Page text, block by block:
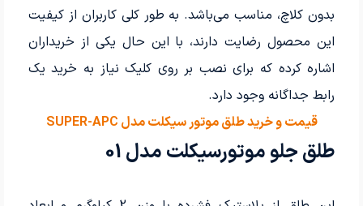
بدون کلاچ، مناسب می‌باشد. به طور کلی کاربران از کیفیت
این محصول رضایت دارند، با این حال یکی از خریداران
اشاره کرده که برای نصب بر روی کلیک نیاز به خرید یک
رابط جداگانه وجود دارد.
قیمت و خرید طلق موتور سیکلت مدل SUPER-APC
طلق جلو موتورسیکلت مدل 01